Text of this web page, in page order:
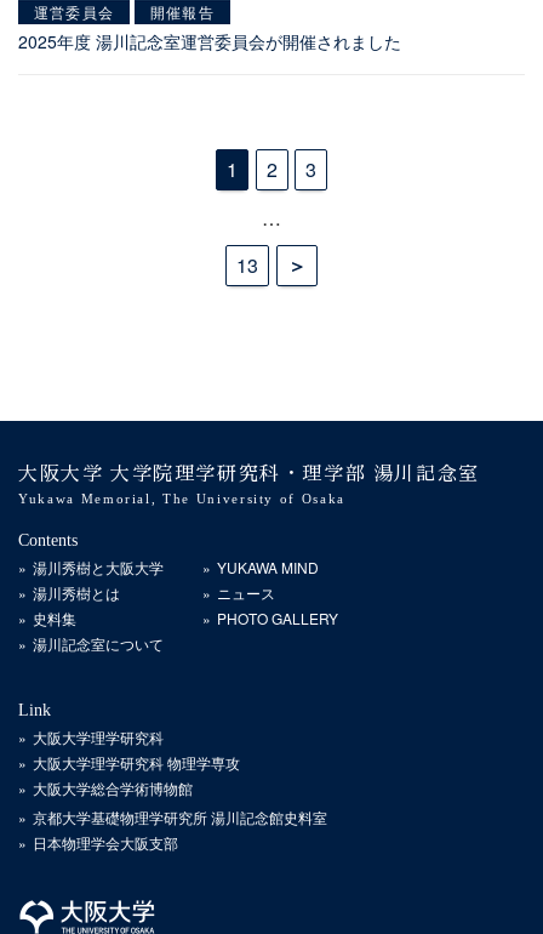
運営委員会 開催報告
2025年度 湯川記念室運営委員会が開催されました
り
1 2
3
…
13
大阪大学 大学院理学研究科・理学部 湯川記念室
Yukawa Memorial, The University of Osaka
Contents
湯川秀樹と大阪大学
湯川秀樹とは
史料集
湯川記念室について
YUKAWA MIND
ニュース
PHOTO GALLERY
Link
大阪大学理学研究科
大阪大学理学研究科 物理学専攻
大阪大学総合学術博物館
京都大学基礎物理学研究所 湯川記念館史料室
日本物理学会大阪支部